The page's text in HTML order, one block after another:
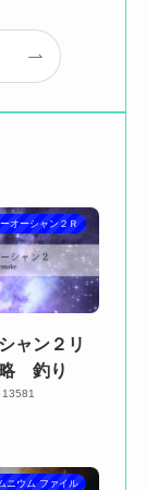
オーシャン２Ｒ
ャン２リ
釣り
13581
ニウム ファイル